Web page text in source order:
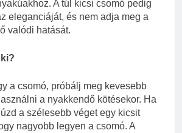
A túl kicsi csomó pedig
eleganciáját, és nem adja meg a
valódi hatását.
a csomó, próbálj meg kevesebb
a nyakkendő kötésekor. Ha
a szélesebb véget egy kicsit
nagyobb legyen a csomó. A